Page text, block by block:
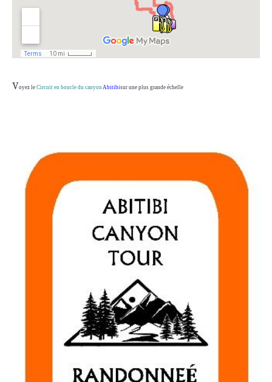
Voyez le Circuit en boucle du canyonAbitibisur une plus grande échelle